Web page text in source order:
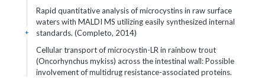
Rapid quantitative analysis of microcystins in raw surface
waters with MALDI MS utilizing easily synthesized internal
standards. (Completo, 2014)
+
Cellular transport of microcystin-LR in rainbow trout
(Oncorhynchus mykiss) across the intestinal wall: Possible
involvement of multidrug resistance-associated proteins.